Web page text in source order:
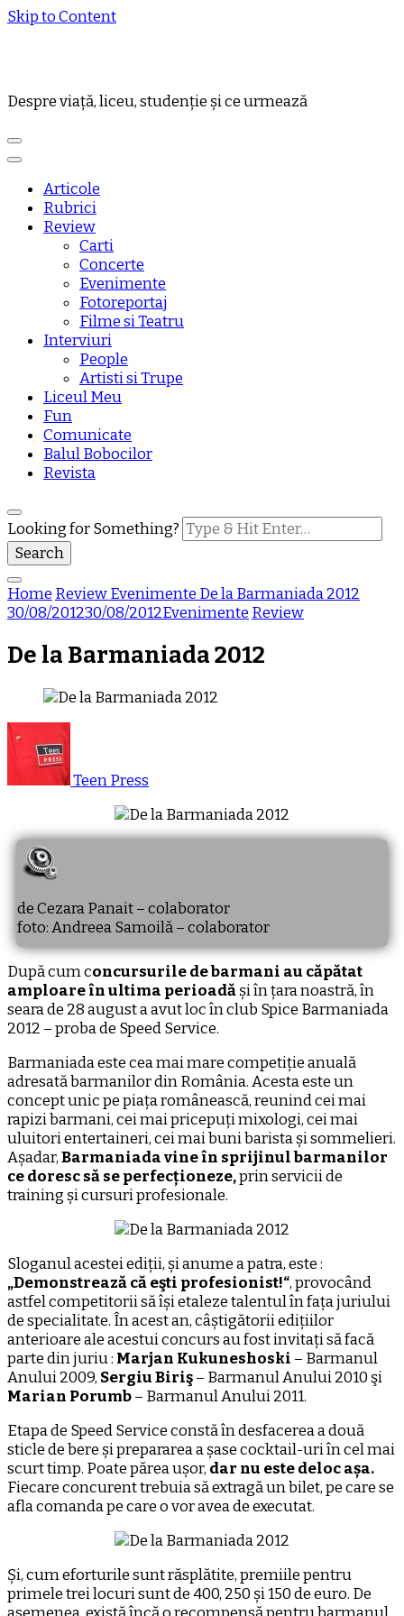
Skip to Content
Despre viață, liceu, studenție și ce urmează
Articole
Rubrici
Review
Carti
Concerte
Evenimente
Fotoreportaj
Filme si Teatru
Interviuri
People
Artisti si Trupe
Liceul Meu
Fun
Comunicate
Balul Bobocilor
Revista
Looking for Something?
Home ReviewEvenimente De la Barmaniada 2012
30/08/201230/08/2012Evenimente Review
De la Barmaniada 2012
Teen Press
de Cezara Panait – colaborator
foto: Andreea Samoilă – colaborator
După cum concursurile de barmani au căpătat
amploare în ultima perioadăși în țara noastră, în
seara de 28 august a avut loc în club Spice Barmaniada
2012 – proba de Speed Service.
Barmaniada este cea mai mare competiție anuală
adresată barmanilor din România. Acesta este un
concept unic pe piața românească, reunind cei mai
rapizi barmani, cei mai pricepuți mixologi, cei mai
uluitori entertaineri, cei mai buni barista și sommelieri.
Așadar,Barmaniada vine în sprijinul barmanilor
ce doresc să se perfecționeze,prin servicii de
training și cursuri profesionale.
Sloganul acestei ediții, și anume a patra, este :
„Demonstrează că eşti profesionist!“, provocând
astfel competitorii să își etaleze talentul în fața juriului
de specialitate. În acest an, câștigătorii edițiilor
anterioare ale acestui concurs au fost invitați să facă
parte din juriu : Marjan Kukuneshoski – Barmanul
Anului 2009, Sergiu Biriş– Barmanul Anului 2010 şi
Marian Porumb– Barmanul Anului 2011.
Etapa de Speed Service constă în desfacerea a două
sticle de bere și prepararea a șase cocktail-uri în cel mai
scurt timp. Poate părea ușor, dar nu este deloc așa.
Fiecare concurent trebuia să extragă un bilet, pe care se
afla comanda pe care o vor avea de executat.
Și, cum eforturile sunt răsplătite, premiile pentru
primele trei locuri sunt de 400, 250 și 150 de euro. De